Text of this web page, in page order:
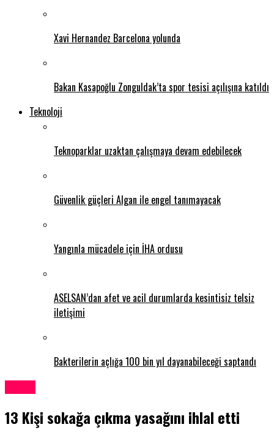
Xavi Hernandez Barcelona yolunda
Bakan Kasapoğlu Zonguldak’ta spor tesisi açılışına katıldı
Teknoloji
Teknoparklar uzaktan çalışmaya devam edebilecek
Güvenlik güçleri Algan ile engel tanımayacak
Yangınla mücadele için İHA ordusu
ASELSAN’dan afet ve acil durumlarda kesintisiz telsiz
iletişimi
Bakterilerin açlığa 100 bin yıl dayanabileceği saptandı
13 Kişi sokağa çıkma yasağını ihlal etti